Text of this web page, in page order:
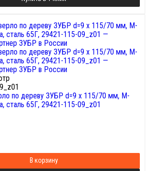
по дереву ЗУБР d=9 х 115/70 мм, М-
сталь 65Г, 29421-115-09_z01
В корзину